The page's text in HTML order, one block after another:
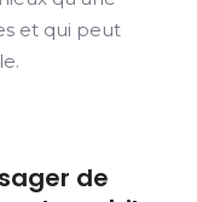
et qui peut
de